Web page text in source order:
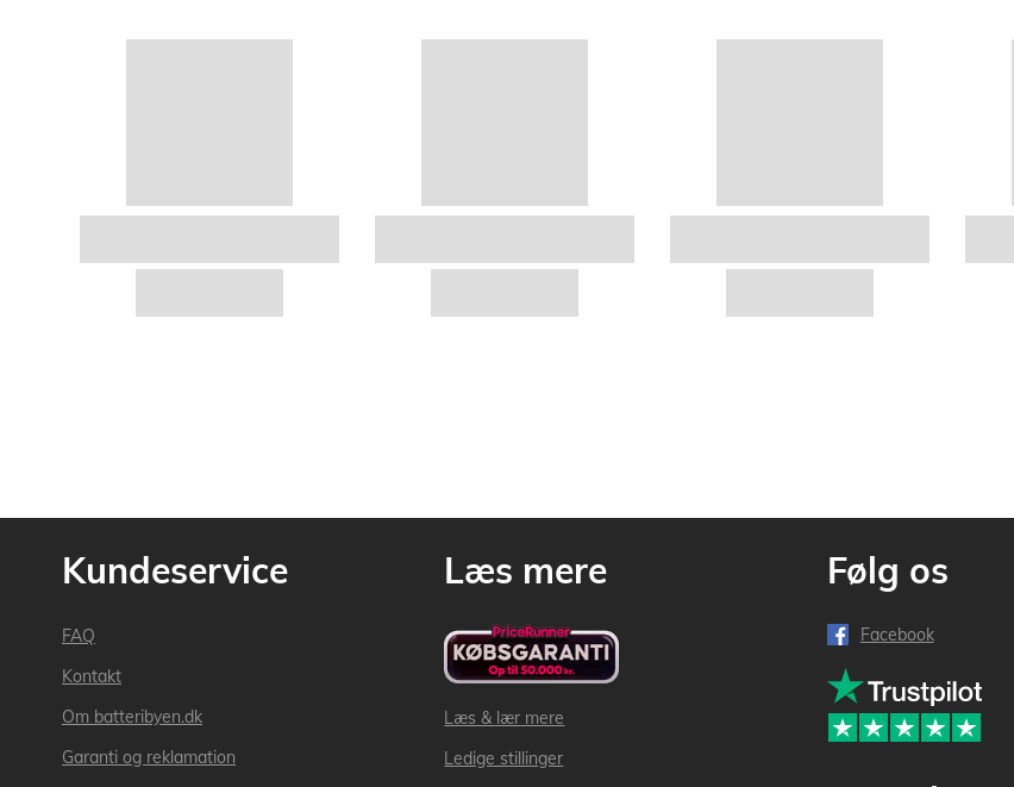
Kundeservice
FAQ
Kontakt
Om batteribyen.dk
Garanti og reklamation
Læs mere
Læs & lær mere
Ledige stillinger
Følg os
Facebook